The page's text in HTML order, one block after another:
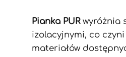
Pianka PURwyróżnia
izolacyjnymi, co
materiałów